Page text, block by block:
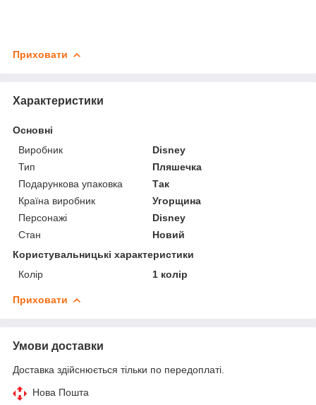
Приховати
Характеристики
Основні
Виробник
Disney
Тип
Пляшечка
Подарункова упаковка
Так
Країна виробник
Угорщина
Персонажі
Disney
Стан
Новий
Користувальницькі характеристики
Колір
1 колір
Приховати
Умови доставки
Доставка здійснюється тільки по передоплаті.
Нова Пошта